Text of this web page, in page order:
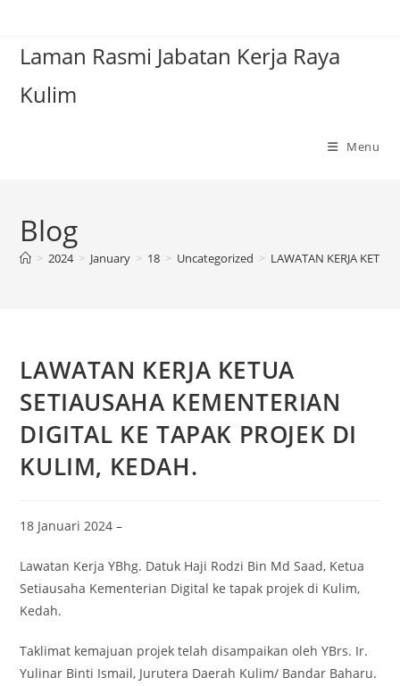
Laman Rasmi Jabatan Kerja Raya
Kulim
Menu
Blog
> 2024 > January > 18 > Uncategorized > LAWATAN KERJA
LAWATAN KERJA KETUA
SETIAUSAHA KEMENTERIAN
DIGITAL KE TAPAK PROJEK DI
KULIM, KEDAH.
18 Januari 2024 –
Lawatan Kerja YBhg. Datuk Haji Rodzi Bin Md Saad, Ketua
Setiausaha Kementerian Digital ke tapak projek di Kulim,
Kedah.
Taklimat kemajuan projek telah disampaikan oleh YBrs. Ir.
Yulinar Binti Ismail, Jurutera Daerah Kulim/ Bandar Baharu.